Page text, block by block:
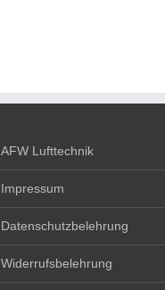
AFW Lufttechnik
Impressum
Datenschutzbelehrung
Widerrufsbelehrung